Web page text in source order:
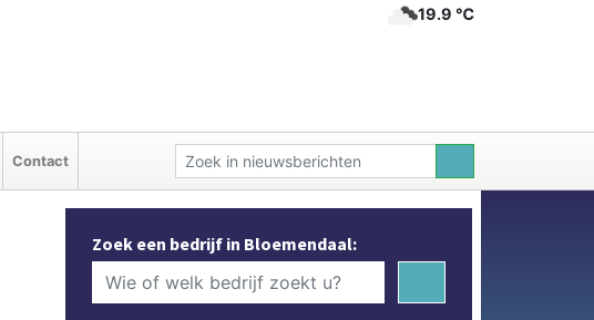
19.9 ℃
Contact
Zoek een bedrijf in Bloemendaal: